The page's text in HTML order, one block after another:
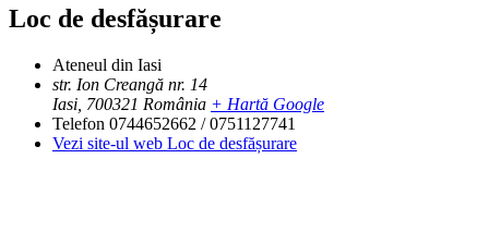
Loc de desfășurare
Ateneul din Iasi
str. Ion Creangă nr. 14
Iasi 700321 România + Hartă Google
Telefon 0744652662 / 0751127741
Vezi site-ul web Loc de desfășurare